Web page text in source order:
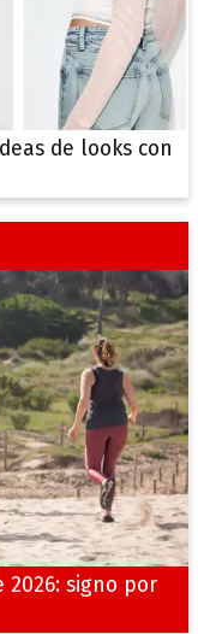
de looks con
2026: signo por